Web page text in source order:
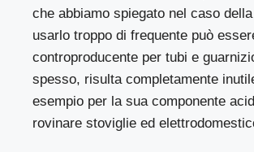
che abbiamo spiegato nel caso
usarlo troppo di frequente può
controproducente per tubi e
spesso, risulta completamente
esempio per la sua componente
rovinare stoviglie ed